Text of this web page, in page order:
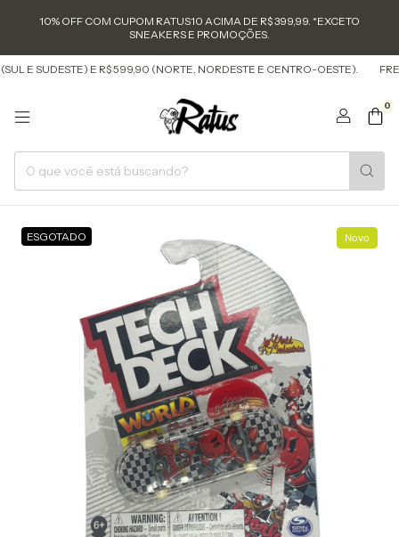
10% OFF COM CUPOM RATUS10 ACIMA DE R$ 399,99. *EXCETO
SNEAKERS E PROMOÇÕES.
E SUDESTE) E R$ 599,90 (NORTE, NORDESTE E CENTRO-OESTE).
0
ESGOTADO Novo